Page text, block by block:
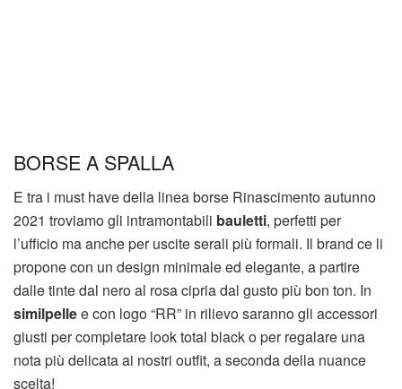
BORSE A SPALLA
E tra i must have della linea borse Rinascimento autunno
2021 troviamo gli intramontabili bauletti, perfetti per
l’ufficio ma anche per uscite serali più formali. Il brand ce li
propone con un design minimale ed elegante, a partire
dalle tinte dal nero al rosa cipria dal gusto più bon ton. In
similpellee con logo “RR” in rilievo saranno gli accessori
giusti per completare look total black o per regalare una
nota più delicata ai nostri outfit, a seconda della nuance
scelta!